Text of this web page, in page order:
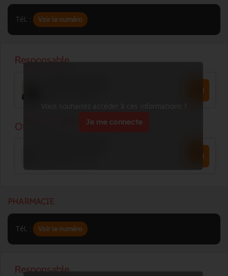
Tél. : Voir le numéro
Vous souhaitez accéder à ces informations ?
Je me connecte
PHARMACIE
Tél. : Voir le numéro